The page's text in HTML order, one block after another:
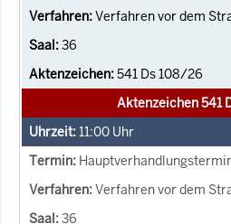
Verfahren vor dem
36
541 Ds 108/26
Aktenzeichen 541
11:00 Uhr
Verfahren vor dem
36